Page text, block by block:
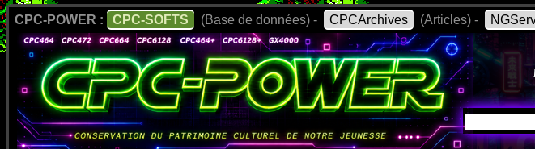
CPC-POWER : CPC-SOFTS (Base de données) - CPCArchives (Articles) -